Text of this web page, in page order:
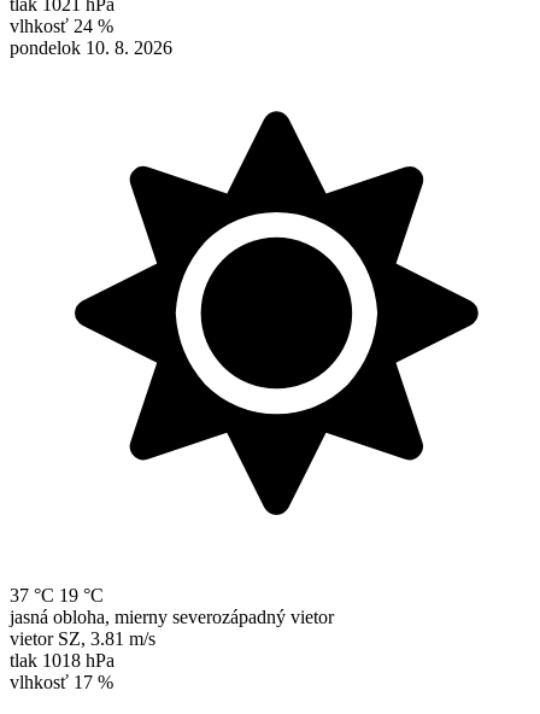
vlhkosť 24 %
pondelok 10. 8. 2026
37 °C 19 °C
jasná obloha, mierny severozápadný vietor
vietor SZ, 3.81 m/s
tlak 1018 hPa
vlhkosť 17 %